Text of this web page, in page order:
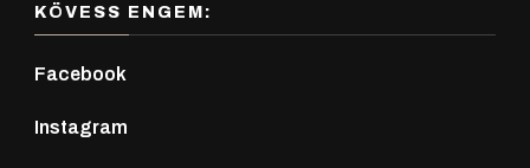
KÖVESS ENGEM:
Facebook
Instagram